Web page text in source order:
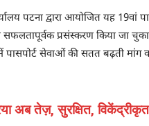
पटना द्वारा आयोजित यह 19वां
प्रसंस्करण किया जा चुका
सेवाओं की सतत बढ़ती मांग
अब तेज़, सुरक्षित,